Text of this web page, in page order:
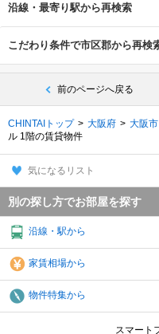
沿線・最寄り駅から再検索
こだわり条件で市区郡から再検
前のページへ戻る
CHINTAIトップ 大阪府 大阪市
ル 1階の賃貸物件
気になるリスト
別の探し方でお部屋を探す
沿線・駅から
家賃相場から
物件特集から
スマート